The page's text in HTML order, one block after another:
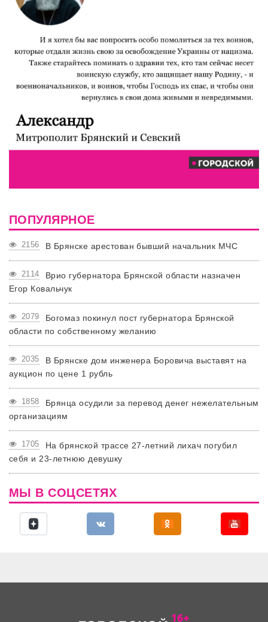
ПОПУЛЯРНОЕ
2156 В Брянске арестован бывший начальник МЧС
2114
Врио губернатора Брянской области назначен
Егор Ковальчук
2079
Богомаз покинул пост губернатора Брянской
области по собственному желанию
2035
В Брянске дом инженера Боровича выставят на
аукцион по цене 1 рубль
1858
Брянца осудили за перевод денег нежелательным
организациям
1705
На брянской трассе 27-летний лихач погубил
себя и 23-летнюю девушку
МЫ В СОЦСЕТЯХ